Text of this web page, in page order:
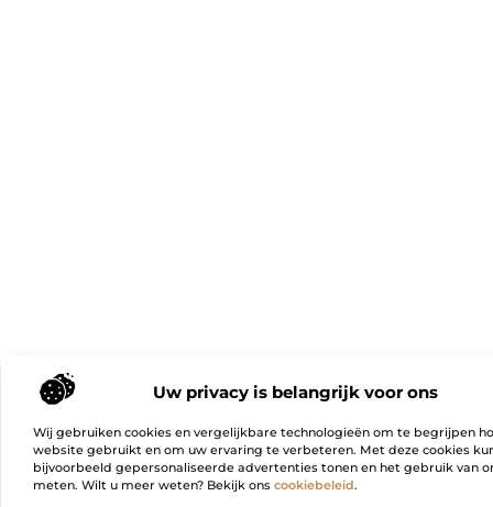
Uw privacy is belangrijk voor ons
Wij gebruiken cookies en vergelijkbare technologieën om te begrijpen
website gebruikt en om uw ervaring te verbeteren. Met deze cookies
bijvoorbeeld gepersonaliseerde advertenties tonen en het gebruik van
meten. Wilt u meer weten? Bekijk ons cookiebeleid.